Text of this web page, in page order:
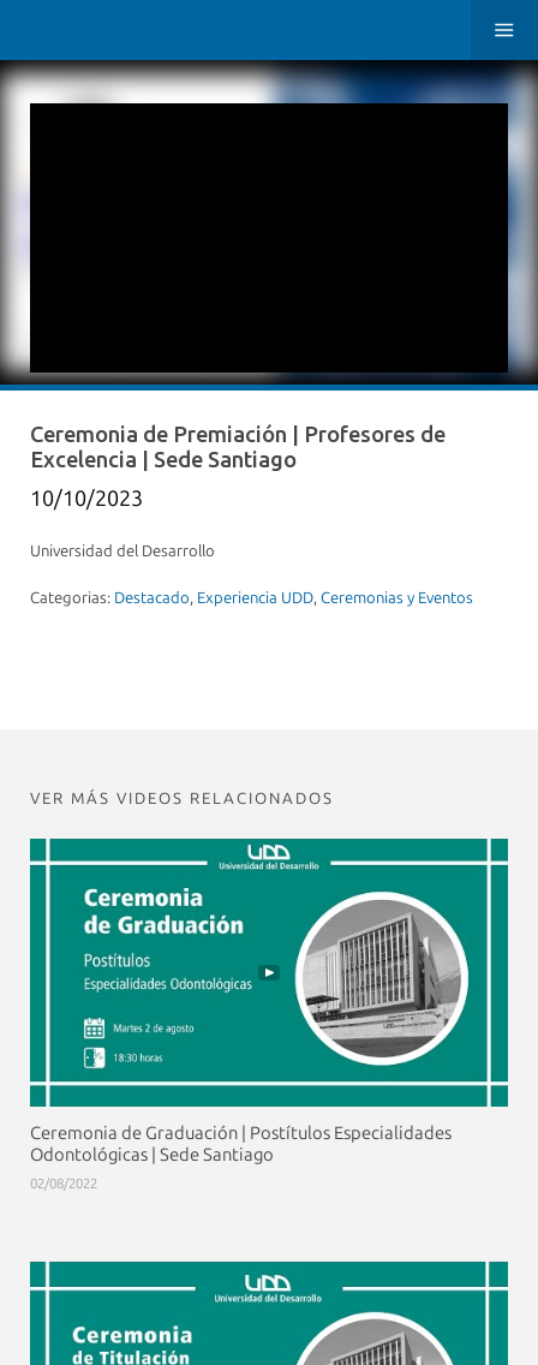
Ceremonia de Premiación | Profesores de
Excelencia | Sede Santiago
10/10/2023
Universidad del Desarrollo
Categorias: Destacado, Experiencia UDD, Ceremonias y Eventos
VER MÁS VIDEOS RELACIONADOS
Ceremonia de Graduación | Postítulos Especialidades
Odontológicas | Sede Santiago
02/08/2022